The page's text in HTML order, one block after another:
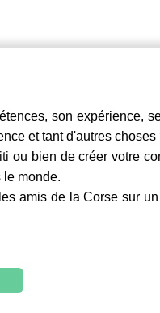
son expérience,
et tant d'autres choses
ou bien de créer votre
le monde.
amis de la Corse sur un